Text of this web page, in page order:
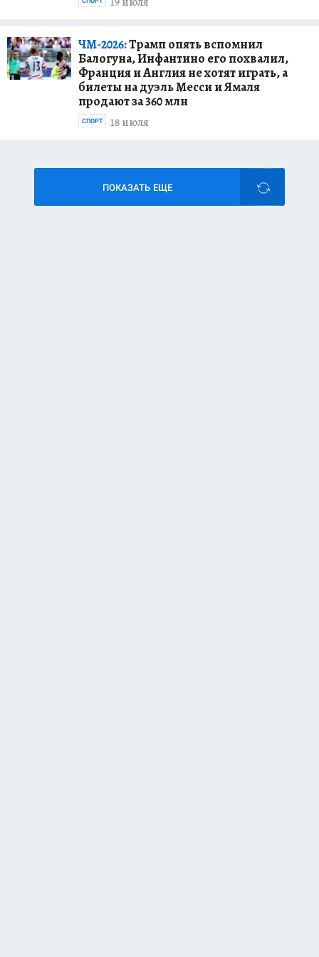
ЧМ-2026:Трамп опять вспомнил
Балогуна, Инфантино его похвалил,
Франция и Англия не хотят играть, а
билеты на дуэль Месси и Ямаля
продают за 360 млн
18 июля
СПОРТ
ПОКАЗАТЬ ЕЩЕ